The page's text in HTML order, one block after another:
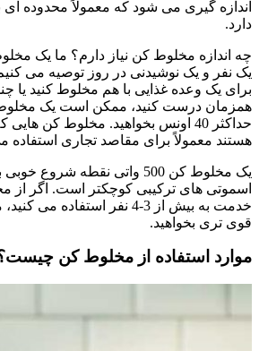
دارد.
یک نفر و یک نوشیدنی در روز توصیه می
برای یک وعده غذایی با هم مخلوط کنید یا
همزمان درست کنید، ممکن است یک
هستند معمولاً برای مقاصد تجاری استفاده
یک مخلوط کن 500 واتی نقطه
اسموتی های ترکیبی کوچکتر است. اگر از
خدمت به بیش از 3-4 نفر
قوی تری بخواهید.
موارد استفاده از مخلوط کن